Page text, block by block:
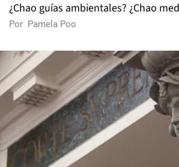
¿Chao guías ambientales? ¿Chao
Por Pamela Poo